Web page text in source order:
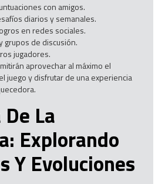
con amigos.
diarios y semanales.
en redes sociales.
grupos de discusión.
jugadores.
aprovechar al máximo el
juego y disfrutar de una experiencia
La
Explorando
Y Evoluciones